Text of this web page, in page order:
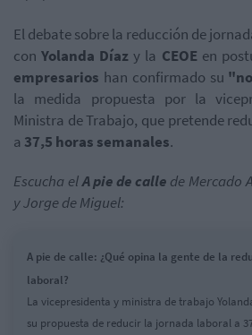
El debate sobre la reducción de
conYolanda Díaz y la CEOE en
empresarios han confirmado su
la medida propuesta por la
Ministra de Trabajo, que pretende
a 37,5 horas semanales.
Escucha elA pie de calle de Mercado
y Jorge de Miguel:
A pie de calle: ¿Qué opina la gente de la
laboral?
La vicepresidenta y ministra de trabajo
su propuesta de reducir la jornada laboral a